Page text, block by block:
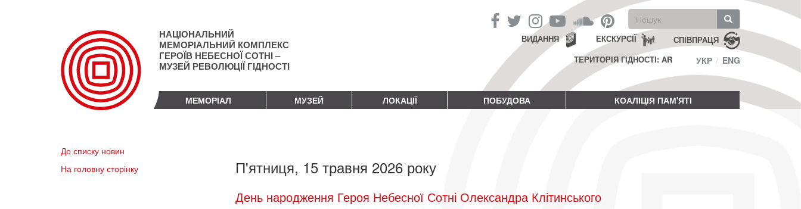
НАЦІОНАЛЬНИЙ
МЕМОРІАЛЬНИЙ КОМПЛЕКС
ГЕРОЇВ НЕБЕСНОЇ СОТНІ –
МУЗЕЙ РЕВОЛЮЦІЇ ГІДНОСТІ
Пошукова
форма
Пошук СПІВПРАЦЯ
ЕКСКУРСІЇ
ВИДАННЯ
ТЕРИТОРІЯ ГІДНОСТІ: AR
УКР ENG
МЕМОРІАЛ МУЗЕЙ ЛОКАЦІЇ ПОБУДОВА КОАЛІЦІЯ ПАМ'ЯТІ
До списку новин
На головну сторінку
П'ятниця, 15 травня 2026 року
День народження Героя Небесної Сотні Олександра Клітинського